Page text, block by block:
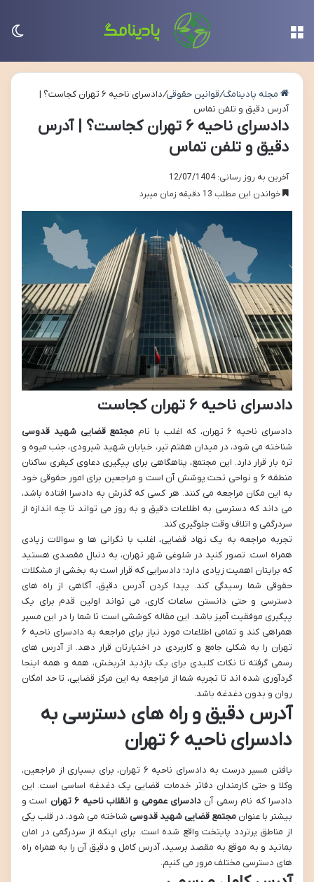
مجله پادینامگ/قوانین حقوقی/
دادسرای ناحیه ۶ تهران کجاست؟ |
آدرس دقیق و تلفن تماس
دادسرای ناحیه ۶ تهران کجاست؟ | آدرس
دقیق و تلفن تماس
آخرین به روز رسانی: 12/07/1404
خواندن این مطلب 13 دقیقه زمان میبرد
دادسرای ناحیه ۶ تهران کجاست
دادسرای ناحیه ۶ تهران، که اغلب با نام
مجتمع قضایی شهید قدوسی
شناخته می شود، در میدان هفتم تیر، خیابان شهید شیرودی، جنب میوه و
تره بار قرار دارد. این مجتمع، پناهگاهی برای پیگیری دعاوی کیفری ساکنان
منطقه ۶ و نواحی تحت پوشش آن است و مراجعین برای امور حقوقی خود
به این مکان مراجعه می کنند. هر کسی که گذرش به دادسرا افتاده باشد،
می داند که دسترسی به اطلاعات دقیق و به روز می تواند تا چه اندازه از
سردرگمی و اتلاف وقت جلوگیری کند.
تجربه مراجعه به یک نهاد قضایی، اغلب با نگرانی ها و سوالات زیادی
همراه است. تصور کنید در شلوغی شهر تهران، به دنبال مقصدی هستید
که برایتان اهمیت زیادی دارد؛ دادسرایی که قرار است به بخشی از مشکلات
حقوقی شما رسیدگی کند. پیدا کردن آدرس دقیق، آگاهی از راه های
دسترسی و حتی دانستن ساعات کاری، می تواند اولین قدم برای یک
پیگیری موفقیت آمیز باشد. این مقاله کوششی است تا شما را در این مسیر
همراهی کند و تمامی اطلاعات مورد نیاز برای مراجعه به دادسرای ناحیه ۶
تهران را به شکلی جامع و کاربردی در اختیارتان قرار دهد. از آدرس های
رسمی گرفته تا نکات کلیدی برای یک بازدید اثربخش، همه و همه اینجا
گردآوری شده اند تا تجربه شما از مراجعه به این مرکز قضایی، تا حد امکان
روان و بدون دغدغه باشد.
آدرس دقیق و راه های دسترسی به
دادسرای ناحیه ۶ تهران
یافتن مسیر درست به دادسرای ناحیه ۶ تهران، برای بسیاری از مراجعین،
وکلا و حتی کارمندان دفاتر خدمات قضایی یک دغدغه اساسی است. این
دادسرا که نام رسمی آن دادسرای عمومی و انقلاب ناحیه ۶ تهران
است و
بیشتر با عنوان مجتمع قضایی شهید قدوسی شناخته می شود، در قلب یکی
از مناطق پرتردد پایتخت واقع شده است. برای اینکه از سردرگمی در امان
بمانید و به موقع به مقصد برسید، آدرس کامل و دقیق آن را به همراه راه
های دسترسی مختلف مرور می کنیم.